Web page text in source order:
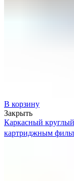
В корзину
Закрыть
Каркасный
картриджным